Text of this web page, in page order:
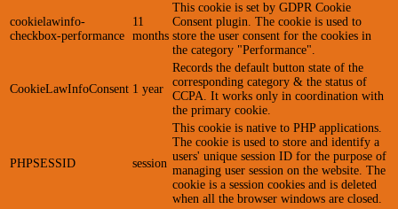
cookielawinfo-
checkbox-performance
11
months
This cookie is set by GDPR Cookie
Consent plugin. The cookie is used to
store the user consent for the cookies in
the category "Performance".
CookieLawInfoConsent 1 year
Records the default button state of the
corresponding category & the status of
CCPA. It works only in coordination with
the primary cookie.
PHPSESSID session
This cookie is native to PHP applications.
The cookie is used to store and identify a
users' unique session ID for the purpose of
managing user session on the website. The
cookie is a session cookies and is deleted
when all the browser windows are closed.